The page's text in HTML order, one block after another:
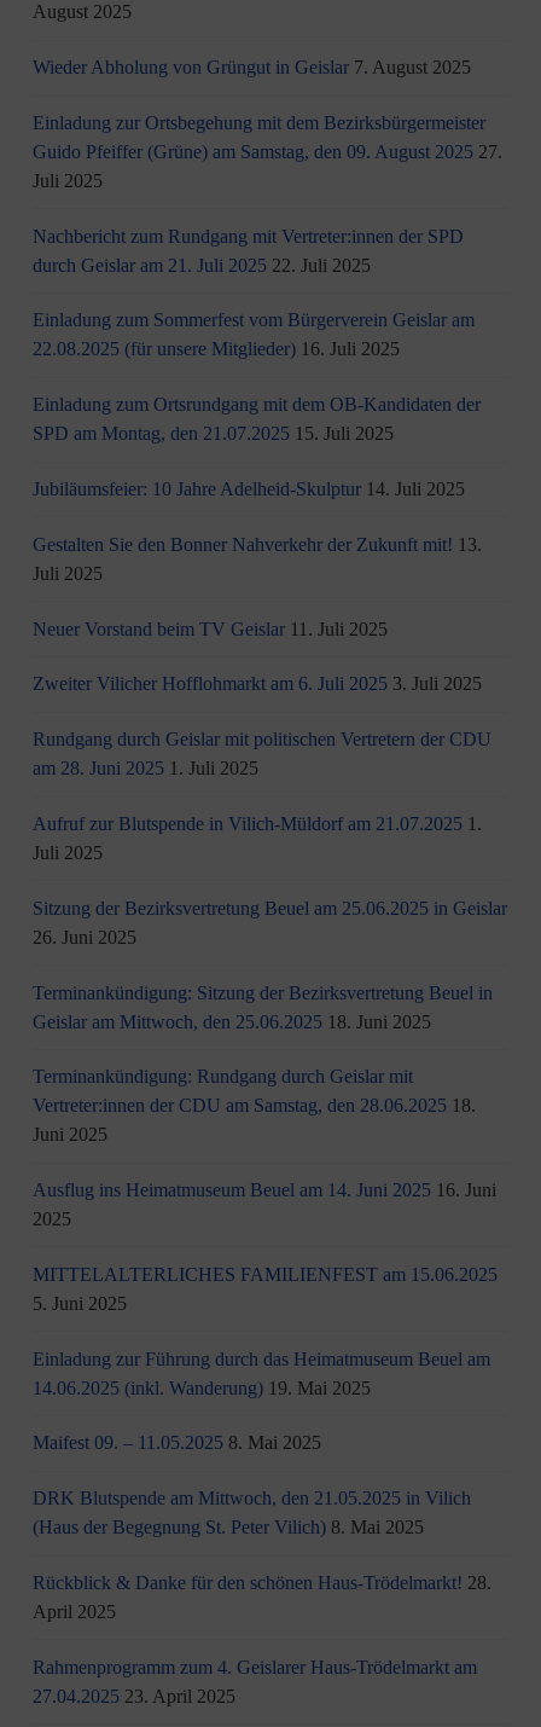
August 2025
Wieder Abholung von Grüngut in Geislar 7. August 2025
Einladung zur Ortsbegehung mit dem Bezirksbürgermeister
Guido Pfeiffer (Grüne) am Samstag, den 09. August 2025 27.
Juli 2025
Nachbericht zum Rundgang mit Vertreter:innen der SPD
durch Geislar am 21. Juli 2025 22. Juli 2025
Einladung zum Sommerfest vom Bürgerverein Geislar am
22.08.2025 (für unsere Mitglieder) 16. Juli 2025
Einladung zum Ortsrundgang mit dem OB-Kandidaten der
SPD am Montag, den 21.07.2025 15. Juli 2025
Jubiläumsfeier: 10 Jahre Adelheid-Skulptur 14. Juli 2025
Gestalten Sie den Bonner Nahverkehr der Zukunft mit! 13.
Juli 2025
Neuer Vorstand beim TV Geislar 11. Juli 2025
Zweiter Vilicher Hofflohmarkt am 6. Juli 2025 3. Juli 2025
Rundgang durch Geislar mit politischen Vertretern der CDU
am 28. Juni 2025 1. Juli 2025
Aufruf zur Blutspende in Vilich-Müldorf am 21.07.2025 1.
Juli 2025
Sitzung der Bezirksvertretung Beuel am 25.06.2025 in Geislar
26. Juni 2025
Terminankündigung: Sitzung der Bezirksvertretung Beuel in
Geislar am Mittwoch, den 25.06.2025 18. Juni 2025
Terminankündigung: Rundgang durch Geislar mit
Vertreter:innen der CDU am Samstag, den 28.06.2025 18.
Juni 2025
Ausflug ins Heimatmuseum Beuel am 14. Juni 2025 16. Juni
2025
MITTELALTERLICHES FAMILIENFEST am 15.06.2025
5. Juni 2025
Einladung zur Führung durch das Heimatmuseum Beuel am
14.06.2025 (inkl. Wanderung) 19. Mai 2025
Maifest 09. – 11.05.2025 8. Mai 2025
DRK Blutspende am Mittwoch, den 21.05.2025 in Vilich
(Haus der Begegnung St. Peter Vilich) 8. Mai 2025
Rückblick & Danke für den schönen Haus-Trödelmarkt! 28.
April 2025
Rahmenprogramm zum 4. Geislarer Haus-Trödelmarkt am
27.04.2025 23. April 2025